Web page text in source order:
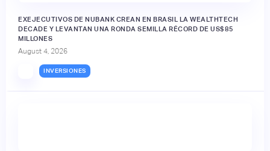
EXEJECUTIVOS DE NUBANK CREAN EN BRASIL LA WEALTHTECH
DECADE Y LEVANTAN UNA RONDA SEMILLA RÉCORD DE US$85
MILLONES
August 4, 2026
INVERSIONES